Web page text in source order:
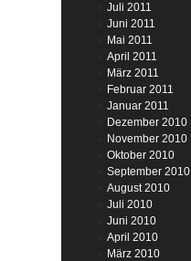
Juli 2011
Juni 2011
Mai 2011
April 2011
März 2011
Februar 2011
Januar 2011
Dezember 2010
November 2010
Oktober 2010
September 2010
August 2010
Juli 2010
Juni 2010
April 2010
März 2010